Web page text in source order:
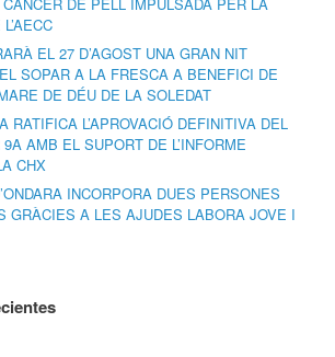
EL 27 D’AGOST UNA GRAN NIT
SOPAR A LA FRESCA A BENEFICI DE
DE DÉU DE LA SOLEDAT
RATIFICA L’APROVACIÓ DEFINITIVA DEL
AMB EL SUPORT DE L’INFORME
CHX
INCORPORA DUES PERSONES
GRÀCIES A LES AJUDES LABORA JOVE I